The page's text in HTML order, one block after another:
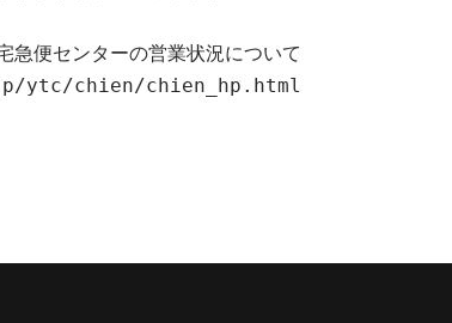
急便センターの営業状況について
ytc/chien/chien_hp.html